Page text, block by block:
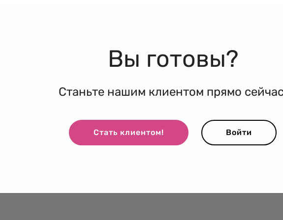
Вы готовы?
Станьте нашим клиентом прямо
Стать клиентом! Войти